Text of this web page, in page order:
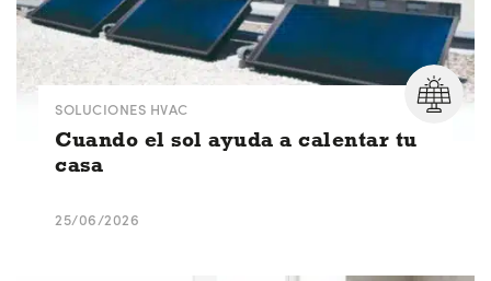
SOLUCIONES HVAC
Cuando el sol ayuda a calentar tu
casa
25/06/2026